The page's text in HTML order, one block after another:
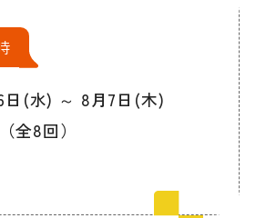
シップの声
デザイン団体・機関一覧
校一覧
日(水) ～ 8月7日(木)
全8回）